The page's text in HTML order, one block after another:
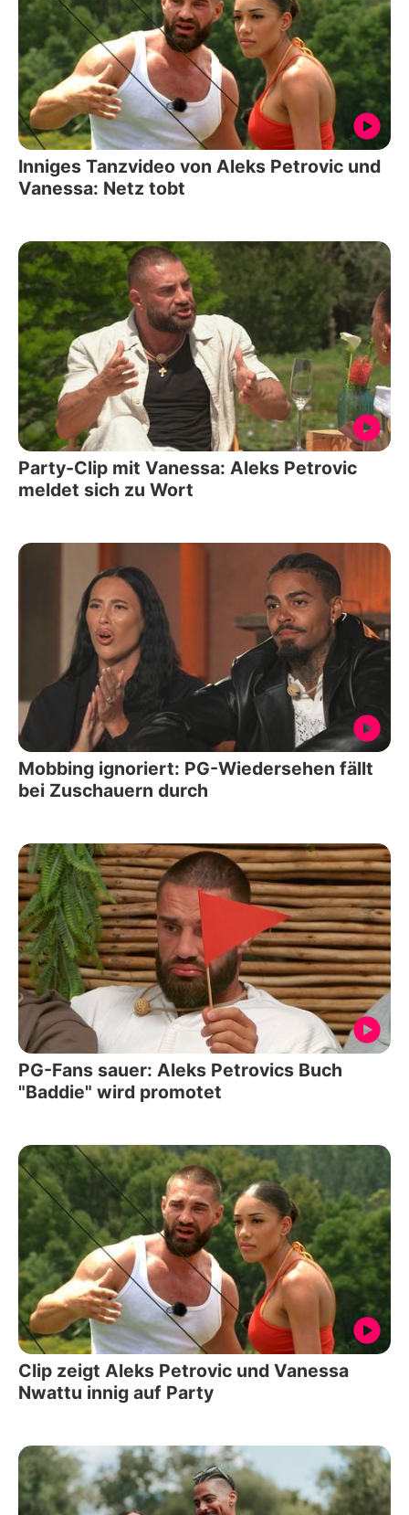
Inniges Tanzvideo von Aleks Petrovic und
Vanessa: Netz tobt
Party-Clip mit Vanessa: Aleks Petrovic
meldet sich zu Wort
Mobbing ignoriert: PG-Wiedersehen fällt
bei Zuschauern durch
PG-Fans sauer: Aleks Petrovics Buch
"Baddie" wird promotet
Clip zeigt Aleks Petrovic und Vanessa
Nwattu innig auf Party